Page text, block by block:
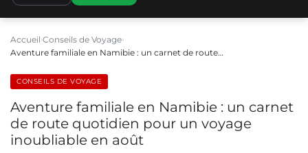
Accueil Conseils de Voyage
Aventure familiale en Namibie : un carnet de route…
CONSEILS DE VOYAGE
Aventure familiale en Namibie : un carnet
de route quotidien pour un voyage
inoubliable en août